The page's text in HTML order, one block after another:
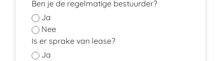
Ben je de regelmatige bestuurder?
Ja
Nee
Is er sprake van lease?
Ja